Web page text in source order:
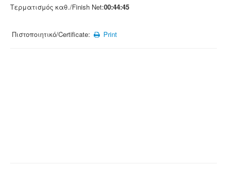
Τερματισμός καθ./Finish Net:00:44:45
Πιστοποιητικό/Certificate: Print